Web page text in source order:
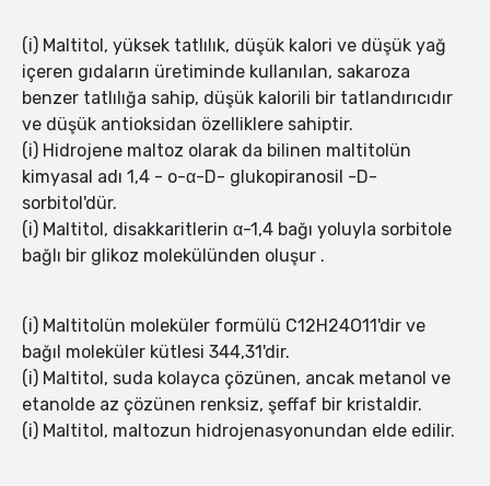
(i) Maltitol, yüksek tatlılık, düşük kalori ve düşük yağ
içeren gıdaların üretiminde kullanılan, sakaroza
benzer tatlılığa sahip, düşük kalorili bir tatlandırıcıdır
ve düşük antioksidan özelliklere sahiptir.
(i) Hidrojene maltoz olarak da bilinen maltitolün
kimyasal adı 1,4 - o-α-D- glukopiranosil -D-
sorbitol'dür.
(i) Maltitol, disakkaritlerin α-1,4 bağı yoluyla sorbitole
bağlı bir glikoz molekülünden oluşur .
(i) Maltitolün moleküler formülü C12H24O11'dir ve
bağıl moleküler kütlesi 344,31'dir.
(i) Maltitol, suda kolayca çözünen, ancak metanol ve
etanolde az çözünen renksiz, şeffaf bir kristaldir.
(i) Maltitol, maltozun hidrojenasyonundan elde edilir.